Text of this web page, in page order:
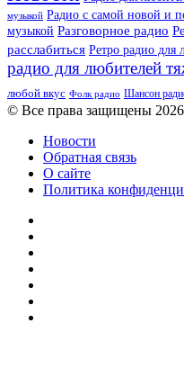
музыкой Радио с самой новой и
музыкой Разговорное радио
расслабиться Ретро радио для
радио для любителей
любой вкус Фолк радио Шансон
© Все права защищены 2026
Новости
Обратная связь
О сайте
Политика